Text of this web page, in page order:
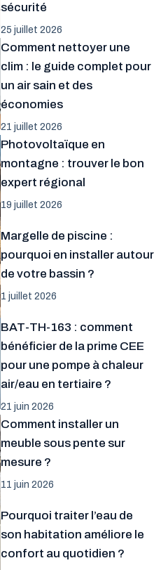
sécurité
25 juillet 2026
Comment nettoyer une
clim : le guide complet pour
un air sain et des
économies
21 juillet 2026
Photovoltaïque en
montagne : trouver le bon
expert régional
19 juillet 2026
Margelle de piscine :
pourquoi en installer autour
de votre bassin ?
1 juillet 2026
BAT-TH-163 : comment
bénéficier de la prime CEE
pour une pompe à chaleur
air/eau en tertiaire ?
21 juin 2026
Comment installer un
meuble sous pente sur
mesure ?
11 juin 2026
Pourquoi traiter l’eau de
son habitation améliore le
confort au quotidien ?